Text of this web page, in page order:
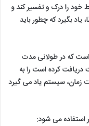
را درک و تفسیر کند و
یاد بگیرد که چطور باید
که در طولانی مدت
دریافت کرده است را به
زمان، سیستم یاد می گیرد
استفاده می شود: